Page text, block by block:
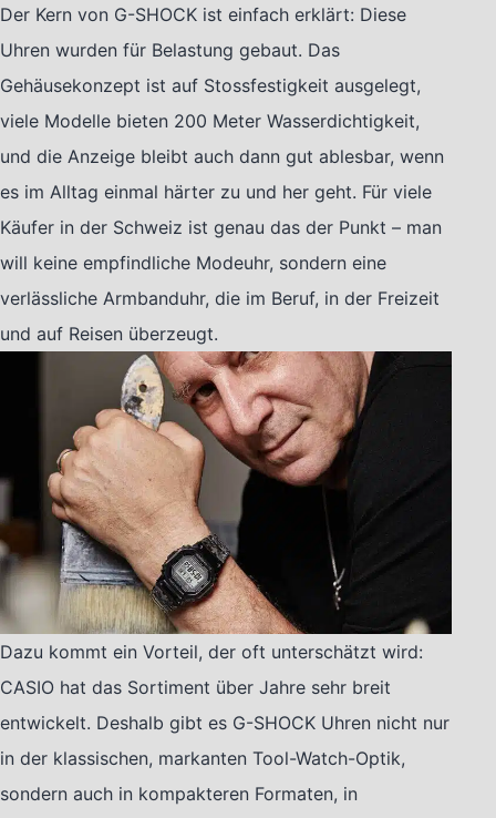
Der Kern von G-SHOCK ist einfach erklärt: Diese
Uhren wurden für Belastung gebaut. Das
Gehäusekonzept ist auf Stossfestigkeit ausgelegt,
viele Modelle bieten 200 Meter Wasserdichtigkeit,
und die Anzeige bleibt auch dann gut ablesbar, wenn
es im Alltag einmal härter zu und her geht. Für viele
Käufer in der Schweiz ist genau das der Punkt – man
will keine empfindliche Modeuhr, sondern eine
verlässliche Armbanduhr, die im Beruf, in der Freizeit
und auf Reisen überzeugt.
Dazu kommt ein Vorteil, der oft unterschätzt wird:
CASIO hat das Sortiment über Jahre sehr breit
entwickelt. Deshalb gibt es G-SHOCK Uhren nicht nur
in der klassischen, markanten Tool-Watch-Optik,
sondern auch in kompakteren Formaten, in